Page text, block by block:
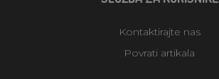
Kontaktirajte nas
Povrati artikala